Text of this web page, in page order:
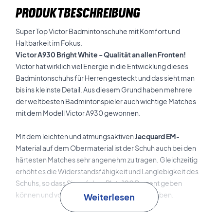
PRODUKTBESCHREIBUNG
Super Top Victor Badmintonschuhe mit Komfort und
Haltbarkeit im Fokus.
Victor A930 Bright White - Qualität an allen Fronten!
Victor hat wirklich viel Energie in die Entwicklung dieses
Badmintonschuhs für Herren gesteckt und das sieht man
bis ins kleinste Detail. Aus diesem Grund haben mehrere
der weltbesten Badmintonspieler auch wichtige Matches
mit dem Modell Victor A930 gewonnen.
Mit dem leichten und atmungsaktivenJacquard EM-
Material auf dem Obermaterial ist der Schuh auch bei den
härtesten Matches sehr angenehm zu tragen. Gleichzeitig
erhöht es die Widerstandsfähigkeit und Langlebigkeit des
Schuhs, so dass Sie auf dem Platz 100 Prozent geben
können und volles Vertrauen in Ihre Schuhe haben.
Weiterlesen